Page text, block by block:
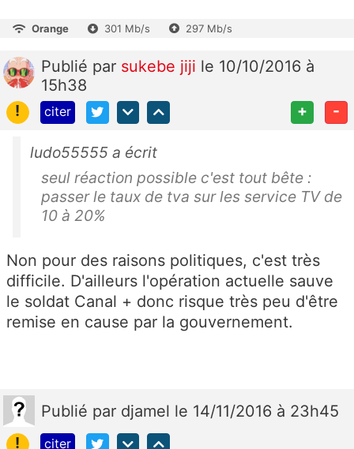
Orange 301 Mb/s 297 Mb/s
Publié par sukebe jiji le 10/10/2016 à
15h38
!
citer + -
ludo55555 a écrit
seul réaction possible c'est tout bête :
passer le taux de tva sur les service TV de
10 à 20%
Non pour des raisons politiques, c'est très
difficile. D'ailleurs l'opération actuelle sauve
le soldat Canal + donc risque très peu d'être
remise en cause par la gouvernement.
Publié par djamel le 14/11/2016 à 23h45
!
citer